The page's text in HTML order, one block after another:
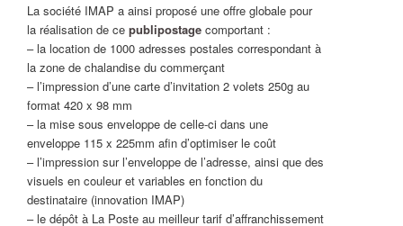
La société IMAP a ainsi proposé une offre globale pour
la réalisation de ce publipostagecomportant :
– la location de 1000 adresses postales correspondant à
la zone de chalandise du commerçant
– l’impression d’une carte d’invitation 2 volets 250g au
format 420 x 98 mm
– la mise sous enveloppe de celle-ci dans une
enveloppe 115 x 225mm afin d’optimiser le coût
– l’impression sur l’enveloppe de l’adresse, ainsi que des
visuels en couleur et variables en fonction du
destinataire (innovation IMAP)
– le dépôt à La Poste au meilleur tarif d’affranchissement